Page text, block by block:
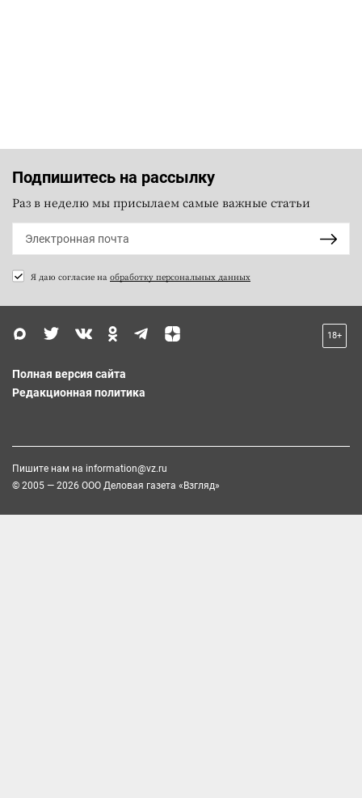
Подпишитесь на рассылку
Раз в неделю мы присылаем самые важные статьи
Я даю согласие на обработку персональных данных
18+
Полная версия сайта
Редакционная политика
Пишите нам на information@vz.ru
© 2005 — 2026 ООО Деловая газета «Взгляд»